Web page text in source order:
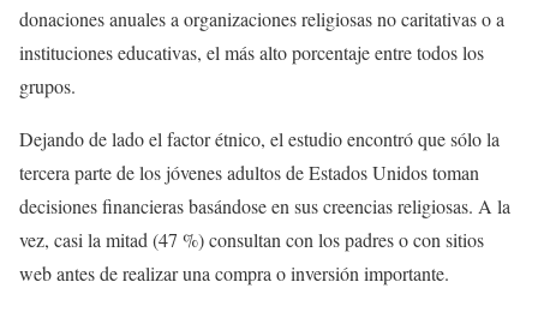
donaciones anuales a organizaciones religiosas no caritativas o a
instituciones educativas, el más alto porcentaje entre todos los
grupos.
Dejando de lado el factor étnico, el estudio encontró que sólo la
tercera parte de los jóvenes adultos de Estados Unidos toman
decisiones financieras basándose en sus creencias religiosas. A la
vez, casi la mitad (47 %) consultan con los padres o con sitios
web antes de realizar una compra o inversión importante.